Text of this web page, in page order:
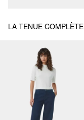
LA TENUE COMPLÈTE